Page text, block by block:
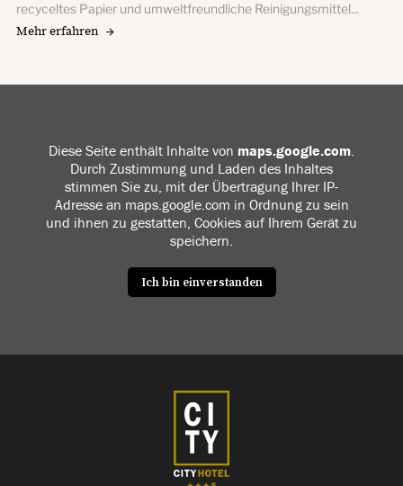
recyceltes Papier und umweltfreundliche Reinigungsmittel...
Mehr erfahren